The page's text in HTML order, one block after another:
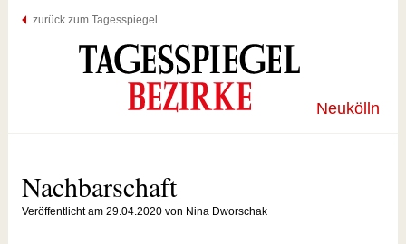
zurück zum Tagesspiegel
Neukölln
Nachbarschaft
Veröffentlicht am 29.04.2020 von Nina Dworschak